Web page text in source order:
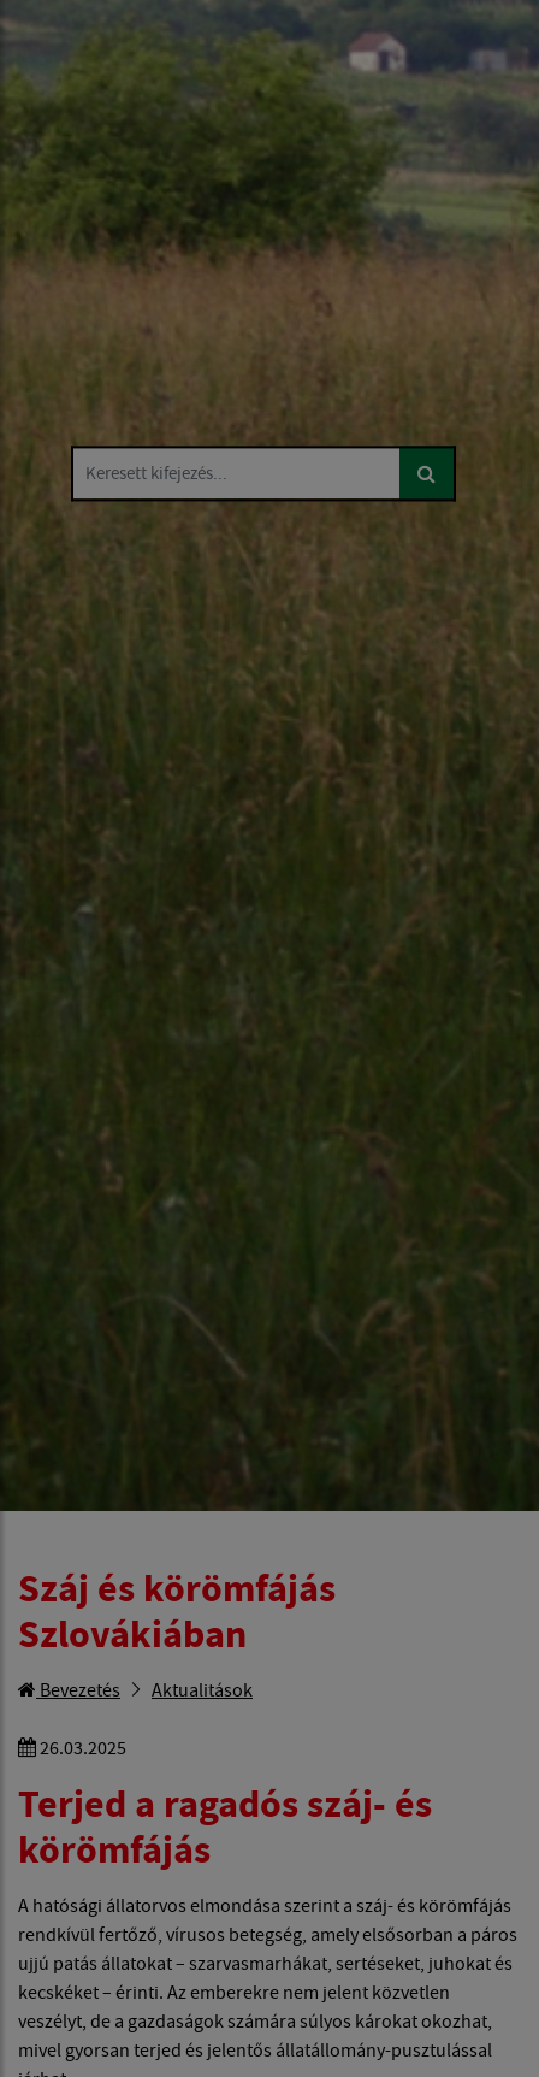
Száj és körömfájás
Szlovákiában
Bevezetés Aktualitások
26.03.2025
Terjed a ragadós száj- és
körömfájás
A hatósági állatorvos elmondása szerint a száj- és körömfájás
rendkívül fertőző, vírusos betegség, amely elsősorban a páros
ujjú patás állatokat – szarvasmarhákat, sertéseket, juhokat és
kecskéket – érinti. Az emberekre nem jelent közvetlen
veszélyt, de a gazdaságok számára súlyos károkat okozhat,
mivel gyorsan terjed és jelentős állatállomány-pusztulással